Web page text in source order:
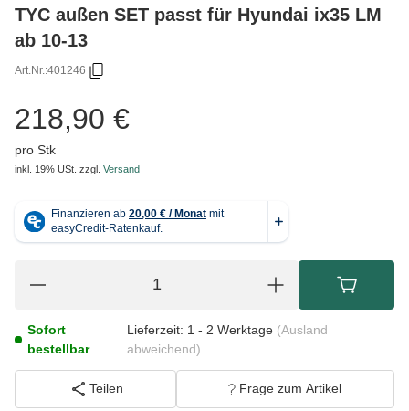
TYC außen SET passt für Hyundai ix35 LM
ab 10-13
Art.Nr.:401246
218,90 €
pro Stk
inkl. 19% USt. zzgl. Versand
Sofort
bestellbar
Lieferzeit: 1 - 2 Werktage (Ausland
abweichend)
Teilen Frage zum Artikel